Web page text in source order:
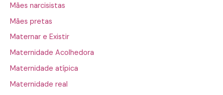
Mães narcisistas
Mães pretas
Maternar e Existir
Maternidade Acolhedora
Maternidade atípica
Maternidade real